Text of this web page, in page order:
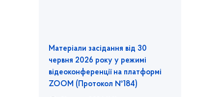
Матеріали засідання від 30
червня 2026 року у режимі
відеоконференції на платформі
ZOOM (Протокол №184)